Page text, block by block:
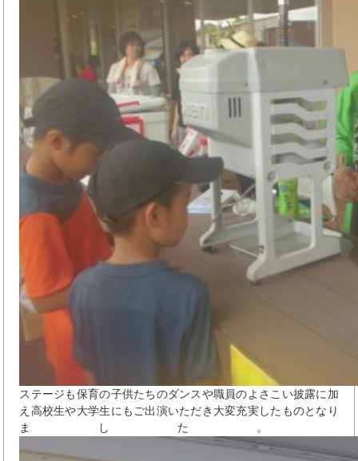
ステージも保育の子供たちのダンスや職員のよさこい披露に加
え高校生や大学生にもご出演いただき大変充実したものとなり
ました。